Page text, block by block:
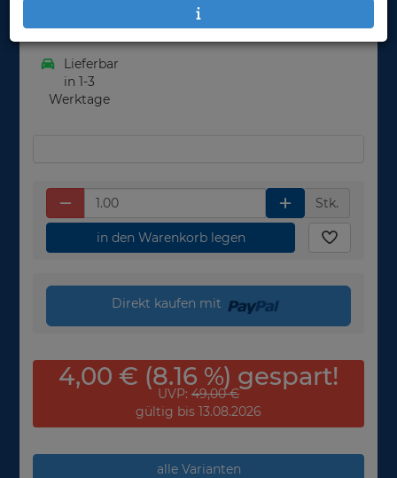
45,00 €
Lieferbar
in 1-3
Werktage
Stk.
in den Warenkorb legen
Direkt kaufen mit
4,00 € (8.16 %) gespart!
UVP: 49,00 €
gültig bis 13.08.2026
alle Varianten